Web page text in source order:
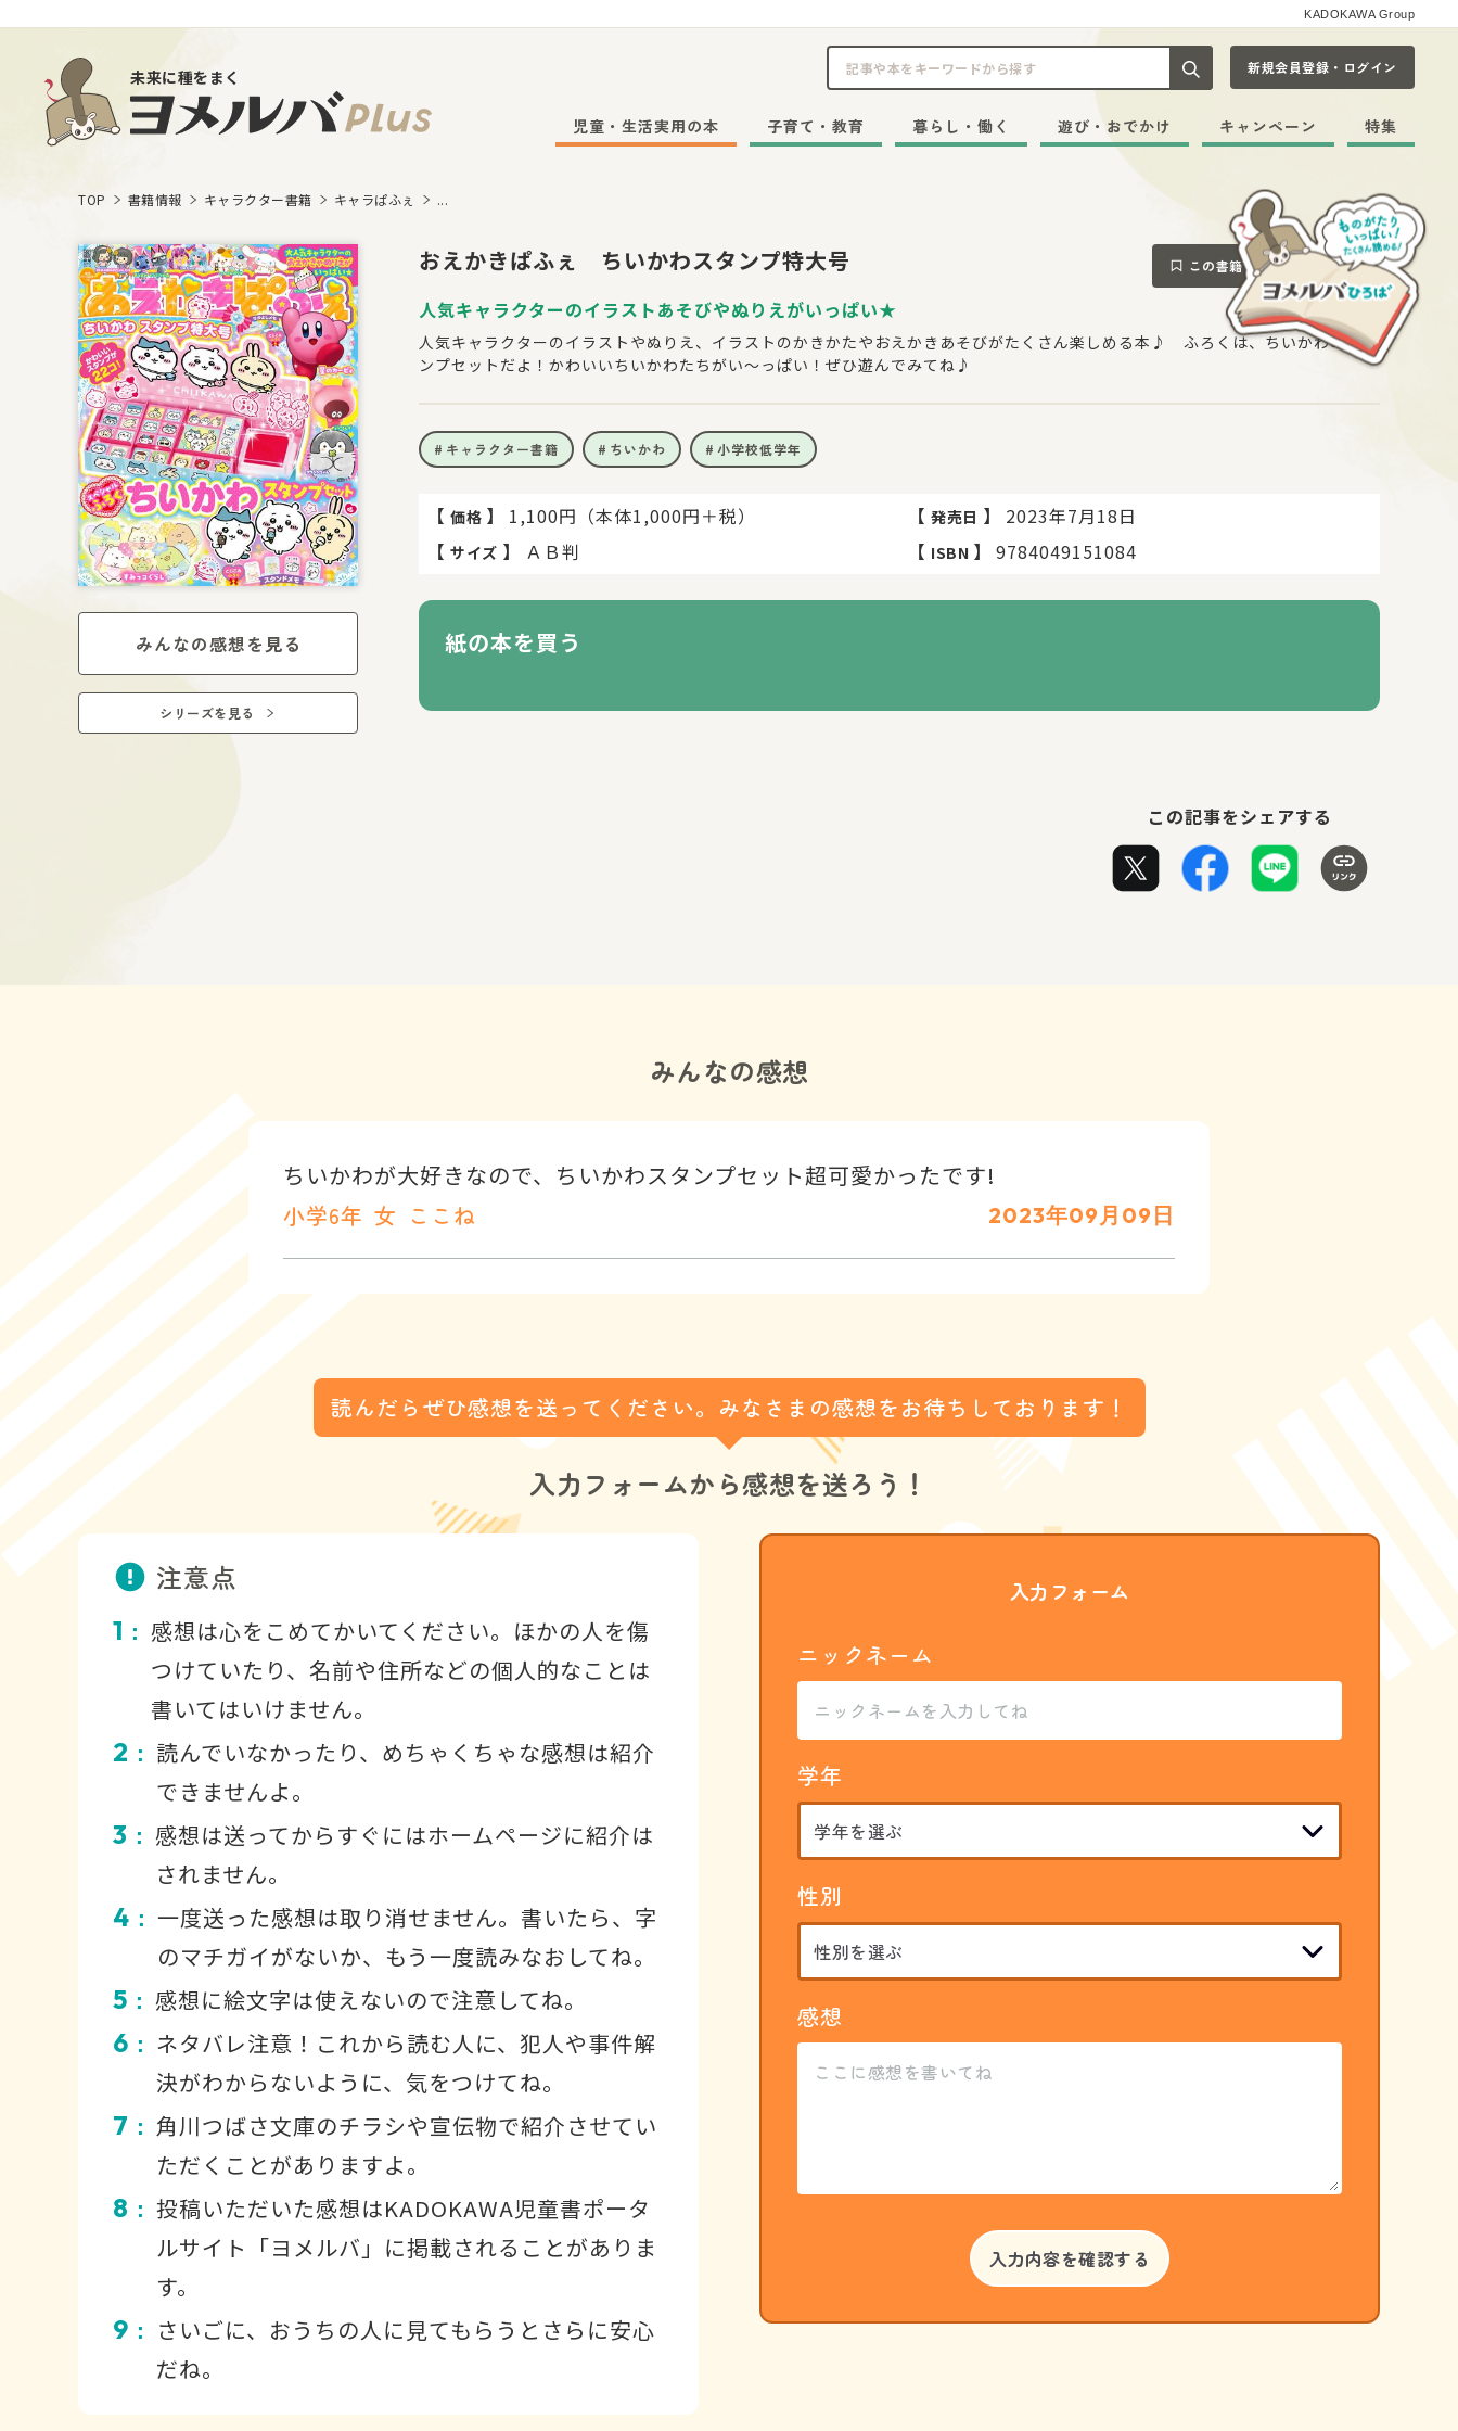
KADOKAWA Group
未来に種をまく 記事や本をキーワードから探す
新規会員登録・ログイン
児童・生活実用の本 子育て・教育 暮らし・働く 遊び・おでかけ キャンペーン 特集
TOP 書籍情報 キャラクター書籍 キャラぱふぇ ...
みんなの感想を見る
シリーズを見る
おえかきぱふぇ ちいかわスタンプ特大号 この書籍をブックマークする
人気キャラクターのイラストあそびやぬりえがいっぱい★
人気キャラクターのイラストやぬりえ、イラストのかきかたやおえかきあそびがたくさん楽しめる本♪ ふろくは、ちいかわのスタ
ンプセットだよ！かわいいちいかわたちがい～っぱい！ぜひ遊んでみてね♪
キャラクター書籍 ちいかわ 小学校低学年
【 価格 】 1,100円（本体1,000円＋税） 【 発売日 】
2023年7月18日
【 サイズ 】 ＡＢ判 【 ISBN 】 9784049151084
紙の本を買う
この記事をシェアする
みんなの感想
ちいかわが大好きなので、ちいかわスタンプセット超可愛かったです!
小学6年 女 ここね 2023年09月09日
読んだらぜひ感想を送ってください。みなさまの感想をお待ちしております！
入力フォームから感想を送ろう！
注意点
1 ： 感想は心をこめてかいてください。ほかの人を傷
つけていたり、名前や住所などの個人的なことは
書いてはいけません。
2 ： 読んでいなかったり、めちゃくちゃな感想は紹介
できませんよ。
3 ： 感想は送ってからすぐにはホームページに紹介は
されません。
4 ： 一度送った感想は取り消せません。書いたら、字
のマチガイがないか、もう一度読みなおしてね。
5 ： 感想に絵文字は使えないので注意してね。
6 ： ネタバレ注意！これから読む人に、犯人や事件解
決がわからないように、気をつけてね。
7 ： 角川つばさ文庫のチラシや宣伝物で紹介させてい
ただくことがありますよ。
8 ： 投稿いただいた感想はKADOKAWA児童書ポータ
ルサイト「ヨメルバ」に掲載されることがありま
す。
9 ：
さいごに、おうちの人に見てもらうとさらに安心
だね。
入力フォーム
ニックネーム
学年
性別
感想